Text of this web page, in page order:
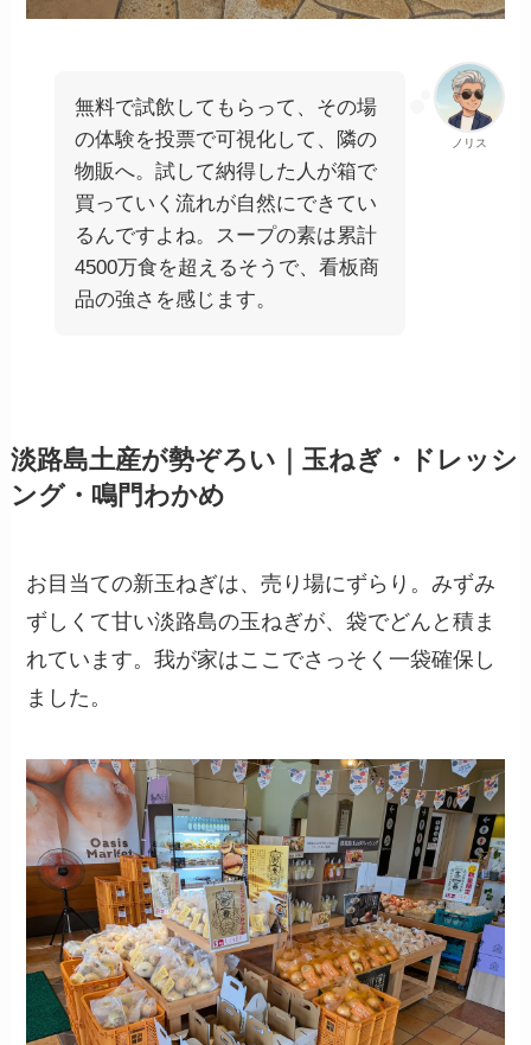
ノリス
無料で試飲してもらって、その場
の体験を投票で可視化して、隣の
物販へ。試して納得した人が箱で
買っていく流れが自然にできてい
るんですよね。スープの素は累計
4500万食を超えるそうで、看板商
品の強さを感じます。
淡路島土産が勢ぞろい｜玉ねぎ・ドレッシ
ング・鳴門わかめ
お目当ての新玉ねぎは、売り場にずらり。みずみ
ずしくて甘い淡路島の玉ねぎが、袋でどんと積ま
れています。我が家はここでさっそく一袋確保し
ました。